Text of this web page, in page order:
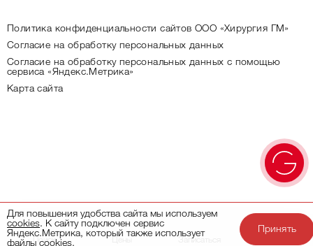
Политика конфиденциальности сайтов ООО «Хирургия ГМ»
Согласие на обработку персональных данных
Согласие на обработку персональных данных с помощью
сервиса «Яндекс.Метрика»
Карта сайта
Для повышения удобства сайта мы используем
cookies. К сайту подключен сервис
Яндекс.Метрика, который также использует
файлы cookies.
Принять
Поиск Записаться